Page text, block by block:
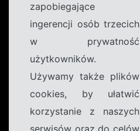
zapobiegające
ingerencji osób trzecich
w prywatność
użytkowników.
Używamy także plików
cookies, by ułatwić
korzystanie z naszych
serwisów oraz do celów